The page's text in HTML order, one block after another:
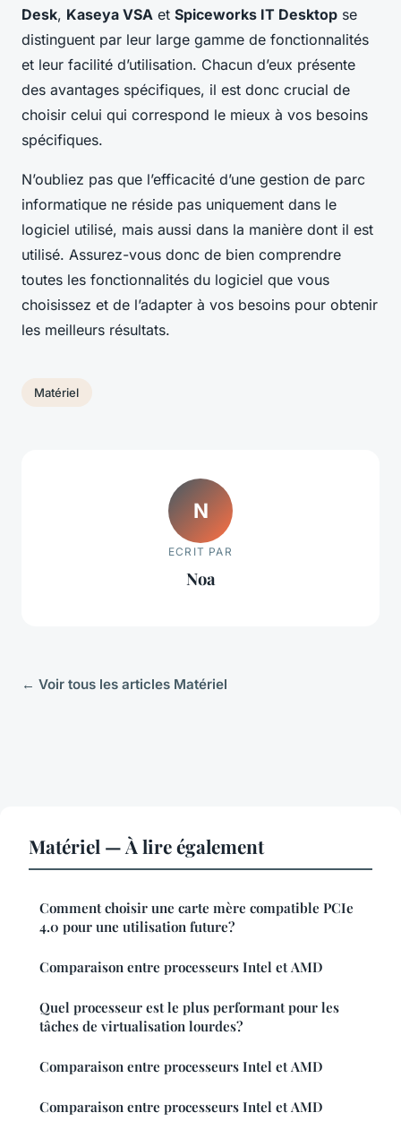
Desk, Kaseya VSA et Spiceworks IT Desktop se
distinguent par leur large gamme de fonctionnalités
et leur facilité d’utilisation. Chacun d’eux présente
des avantages spécifiques, il est donc crucial de
choisir celui qui correspond le mieux à vos besoins
spécifiques.
N’oubliez pas que l’efficacité d’une gestion de parc
informatique ne réside pas uniquement dans le
logiciel utilisé, mais aussi dans la manière dont il est
utilisé. Assurez-vous donc de bien comprendre
toutes les fonctionnalités du logiciel que vous
choisissez et de l’adapter à vos besoins pour obtenir
les meilleurs résultats.
Matériel
N
ECRIT PAR
Noa
← Voir tous les articles Matériel
Matériel — À lire également
Comment choisir une carte mère compatible PCIe
4.0 pour une utilisation future?
Comparaison entre processeurs Intel et AMD
Quel processeur est le plus performant pour les
tâches de virtualisation lourdes?
Comparaison entre processeurs Intel et AMD
Comparaison entre processeurs Intel et AMD